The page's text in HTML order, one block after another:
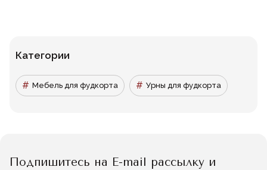
Категории
Мебель для фудкорта Урны для фудкорта
Подпишитесь на E-mail рассылку и